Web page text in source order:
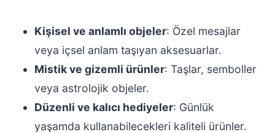
Kişisel ve anlamlı objeler: Özel mesajlar
veya içsel anlam taşıyan aksesuarlar.
Mistik ve gizemli ürünler: Taşlar, semboller
veya astrolojik objeler.
Düzenli ve kalıcı hediyeler: Günlük
yaşamda kullanabilecekleri kaliteli ürünler.